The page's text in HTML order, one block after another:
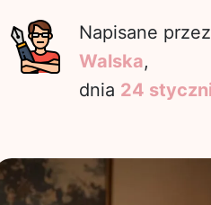
Napisane
Walska,
dnia 24